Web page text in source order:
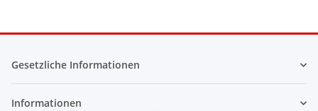
Gesetzliche Informationen
Informationen